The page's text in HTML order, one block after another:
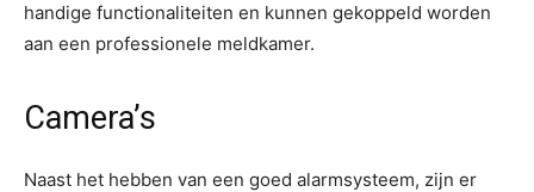
handige functionaliteiten en kunnen gekoppeld worden
aan een professionele meldkamer.
Camera’s
Naast het hebben van een goed alarmsysteem, zijn er